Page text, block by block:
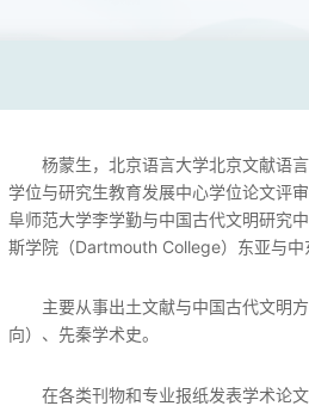
杨蒙生，北京语言大学北京文献语
学位与研究生教育发展中心学位论文评
阜师范大学李学勤与中国古代文明研究
斯学院（Dartmouth College）东亚与中
主要从事出土文献与中国古代文明
向）、先秦学术史。
在各类刊物和专业报纸发表学术论